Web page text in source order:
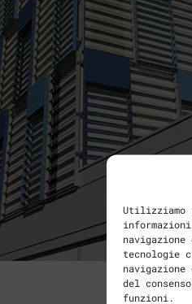
Utilizziamo
tecnologie
del
funzioni.